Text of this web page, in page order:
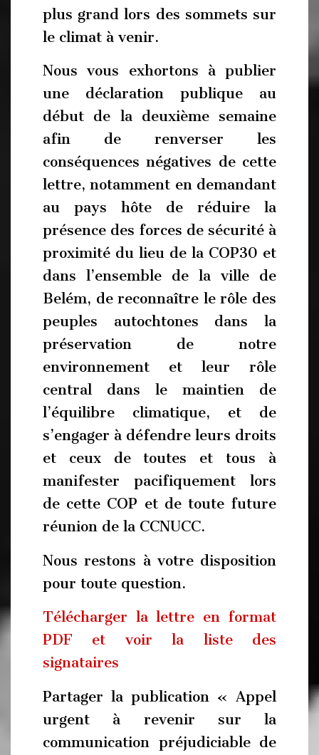
plus grand lors des sommets sur
le climat à venir.
Nous vous exhortons à publier
une déclaration publique au
début de la deuxième semaine
afin de renverser les
conséquences négatives de cette
lettre, notamment en demandant
au pays hôte de réduire la
présence des forces de sécurité à
proximité du lieu de la COP30 et
dans l’ensemble de la ville de
Belém, de reconnaître le rôle des
peuples autochtones dans la
préservation de notre
environnement et leur rôle
central dans le maintien de
l’équilibre climatique, et de
s’engager à défendre leurs droits
et ceux de toutes et tous à
manifester pacifiquement lors
de cette COP et de toute future
réunion de la CCNUCC.
Nous restons à votre disposition
pour toute question.
Télécharger la lettre en format
PDF et voir la liste des
signataires
Partager la publication « Appel
urgent à revenir sur la
communication préjudiciable de